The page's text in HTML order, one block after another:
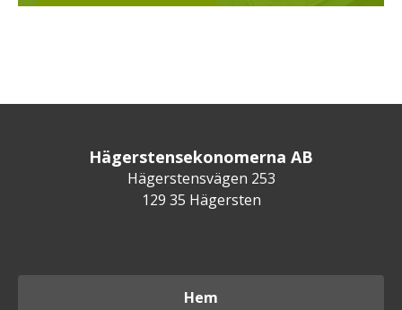
Hägerstensekonomerna AB
Hägerstensvägen 253
129 35 Hägersten
Hem